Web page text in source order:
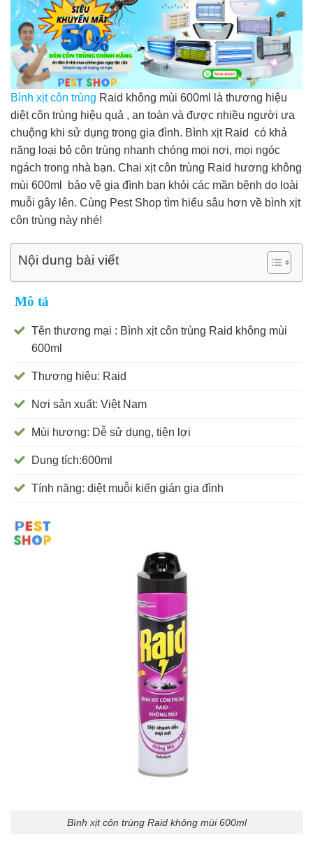
Bình xịt côn trùng Raid không mùi 600ml là thương hiệu
diệt côn trùng hiệu quả , an toàn và được nhiều người ưa
chuộng khi sử dụng trong gia đình. Bình xịt Raid có khả
năng loại bỏ côn trùng nhanh chóng mọi nơi, mọi ngóc
ngách trong nhà bạn. Chai xịt côn trùng Raid hương không
mùi 600ml bảo vệ gia đình bạn khỏi các mần bệnh do loài
muỗi gây lên. Cùng Pest Shop tìm hiểu sâu hơn về bình xịt
côn trùng này nhé!
Nội dung bài viết
Mô tả
Tên thương mại : Bình xịt côn trùng Raid không mùi
600ml
Thương hiệu: Raid
Nơi sản xuất: Việt Nam
Mùi hương: Dễ sử dụng, tiện lợi
Dung tích:600ml
Tính năng: diệt muỗi kiến gián gia đình
Bình xịt côn trùng Raid không mùi 600ml